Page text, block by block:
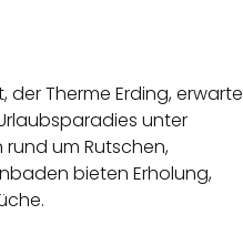
der Therme Erding,
unter
rund um Rutschen,
bieten Erholung,